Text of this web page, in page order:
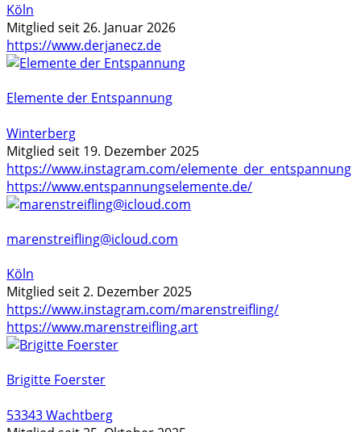
Köln
Mitglied seit 26. Januar 2026
https://www.derjanecz.de
Elemente der Entspannung
Winterberg
Mitglied seit 19. Dezember 2025
https://www.instagram.com/elemente_der_entspannung
https://www.entspannungselemente.de/
marenstreifling@icloud.com
Köln
Mitglied seit 2. Dezember 2025
https://www.instagram.com/marenstreifling/
https://www.marenstreifling.art
Brigitte Foerster
53343 Wachtberg